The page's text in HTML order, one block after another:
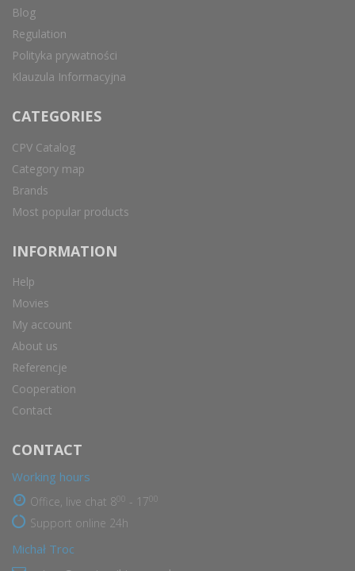
Blog
Regulation
Polityka prywatności
Klauzula Informacyjna
CATEGORIES
CPV Catalog
Category map
Brands
Most popular products
INFORMATION
Help
Movies
My account
About us
Referencje
Cooperation
Contact
CONTACT
Working hours
Office, live chat 8 - 17
Support online 24h
Michał Troc